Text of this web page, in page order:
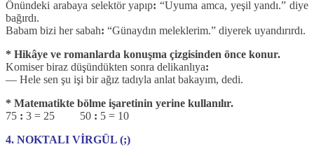
Önündeki arabaya selektör yapıp: “Uyuma amca, yeşil yandı.” diye
bağırdı.
Babam bizi her sabah: “Günaydın meleklerim.” diyerek uyandırırdı.
* Hikâye ve romanlarda konuşma çizgisinden önce konur.
Komiser biraz düşündükten sonra delikanlıya:
― Hele sen şu işi bir ağız tadıyla anlat bakayım, dedi.
* Matematikte bölme işaretinin yerine kullanılır.
75 : 3 = 25 50 : 5 = 10
4. NOKTALI VİRGÜL (;)